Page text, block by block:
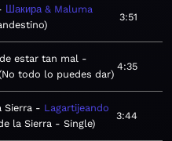
Шакира & Maluma
3:51
estar tan mal
No todo lo puedes dar
4:35
Sierra
Lagartijeando
la Sierra - Single
3:44